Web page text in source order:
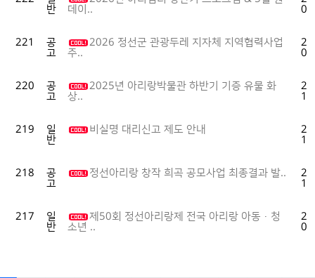
반
데이..
221
공
고
2026 정선군 관광두레 지자체 지역협력사업
주..
220
공
고
2025년 아리랑박물관 하반기 기증 유물 화
상..
219
일
반
비실명 대리신고 제도 안내
218
공
고
정선아리랑 창작 희곡 공모사업 최종결과 발..
217
일
반
제50회 정선아리랑제 전국 아리랑 아동·청
소년 ..